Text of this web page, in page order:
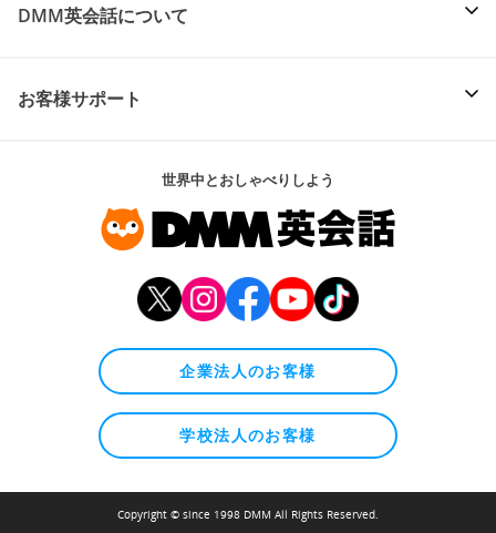
DMM英会話について
お客様サポート
世界中とおしゃべりしよう
企業法人のお客様
学校法人のお客様
Copyright © since 1998 DMM All Rights Reserved.